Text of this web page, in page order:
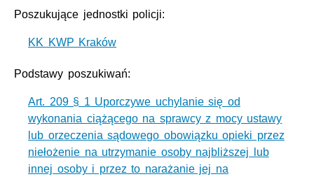
Poszukujące jednostki policji:
KK KWP Kraków
Podstawy poszukiwań:
Art. 209 § 1 Uporczywe uchylanie się od
wykonania ciążącego na sprawcy z mocy ustawy
lub orzeczenia sądowego obowiązku opieki przez
niełożenie na utrzymanie osoby najbliższej lub
innej osoby i przez to narażanie jej na